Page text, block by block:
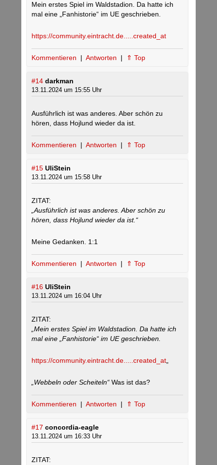
Mein erstes Spiel im Waldstadion. Da hatte ich
mal eine „Fanhistorie“ im UE geschrieben.
https://community.eintracht.de.....created_at
Kommentieren | Antworten | ⇑ Top
#14 darkman
13.11.2024 um 15:55 Uhr
Ausführlich ist was anderes. Aber schön zu
hören, dass Hojlund wieder da ist.
Kommentieren | Antworten | ⇑ Top
#15 UliStein
13.11.2024 um 15:58 Uhr
ZITAT:
„Ausführlich ist was anderes. Aber schön zu
hören, dass Hojlund wieder da ist.“
Meine Gedanken. 1:1
Kommentieren | Antworten | ⇑ Top
#16 UliStein
13.11.2024 um 16:04 Uhr
ZITAT:
„Mein erstes Spiel im Waldstadion. Da hatte ich
mal eine „Fanhistorie“ im UE geschrieben.
https://community.eintracht.de.....created_at
„Webbeln oder Scheiteln“ Was ist das?
Kommentieren | Antworten | ⇑ Top
#17 concordia-eagle
13.11.2024 um 16:33 Uhr
ZITAT: